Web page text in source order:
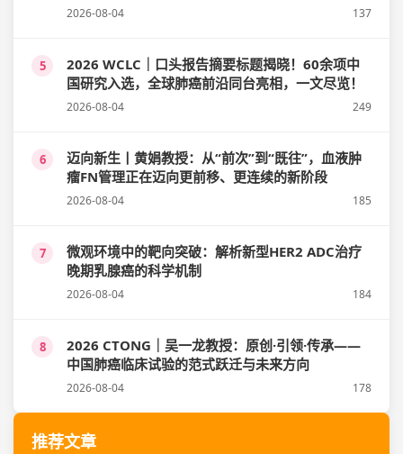
2026-08-04 137
5
2026 WCLC｜口头报告摘要标题揭晓！60余项中
国研究入选，全球肺癌前沿同台亮相，一文尽览！
2026-08-04 249
6
迈向新生丨黄娟教授：从“前次”到“既往”，血液肿
瘤FN管理正在迈向更前移、更连续的新阶段
2026-08-04 185
7
微观环境中的靶向突破：解析新型HER2 ADC治疗
晚期乳腺癌的科学机制
2026-08-04 184
8
2026 CTONG｜吴一龙教授：原创·引领·传承——
中国肺癌临床试验的范式跃迁与未来方向
2026-08-04 178
推荐文章